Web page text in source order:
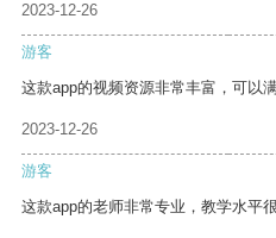
2023-12-26
游客
这款app的视频资源非常丰富，可以
2023-12-26
游客
这款app的老师非常专业，教学水平